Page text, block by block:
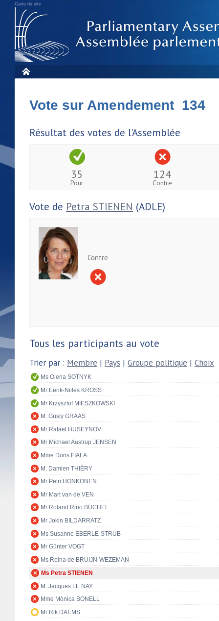
Carte du site
Vote sur Amendement 134
Résultat des votes de l'Assemblée
35
Pour
124
Contre
Vote de Petra STIENEN (ADLE)
Contre
Tous les participants au vote
Trier par : Membre | Pays | Groupe politique | Choix
Ms Olena SOTNYK
Mr Eerik-Niiles KROSS
Mr Krzysztof MIESZKOWSKI
M. Gusty GRAAS
Mr Rafael HUSEYNOV
Mr Michael Aastrup JENSEN
Mme Doris FIALA
M. Damien THIÉRY
Mr Petri HONKONEN
Mr Mart van de VEN
Mr Roland Rino BÜCHEL
Mr Jokin BILDARRATZ
Ms Susanne EBERLE-STRUB
Mr Günter VOGT
Ms Reina de BRUIJN-WEZEMAN
Ms Petra STIENEN
M. Jacques LE NAY
Mme Mònica BONELL
Mr Rik DAEMS